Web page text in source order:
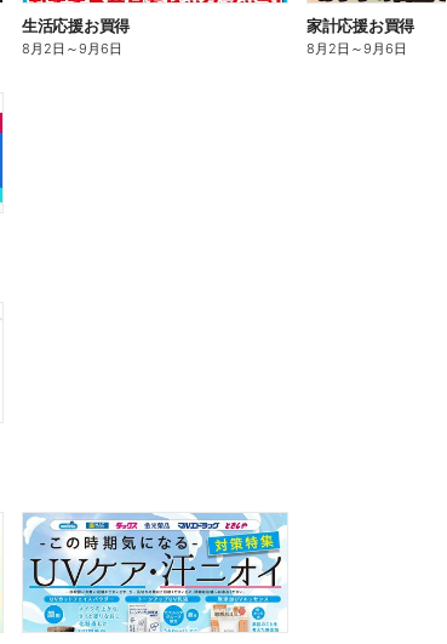
生活応援お買得
8月2日 ～9月6日
家計応援お買得
8月2日 ～9月6日